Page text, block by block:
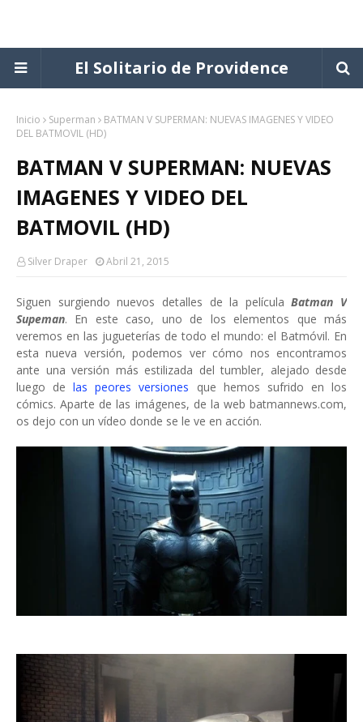
El Solitario de Providence
Inicio Superman
BATMAN V SUPERMAN: NUEVAS IMAGENES Y VIDEO
DEL BATMOVIL (HD)
BATMAN V SUPERMAN: NUEVAS
IMAGENES Y VIDEO DEL
BATMOVIL (HD)
Silver Draper Abril 21, 2015
Siguen surgiendo nuevos detalles de la películaBatman V
Supeman. En este caso, uno de los elementos que más
veremos en las jugueterías de todo el mundo: el Batmóvil. En
esta nueva versión, podemos ver cómo nos encontramos
ante una versión más estilizada del tumbler, alejado desde
luego de las peores versiones que hemos sufrido en los
cómics. Aparte de las imágenes, de la web batmannews.com,
os dejo con un vídeo donde se le ve en acción.